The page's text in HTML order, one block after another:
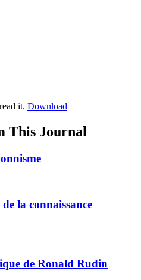
it. Download
This Journal
la connaissance
de Ronald Rudin